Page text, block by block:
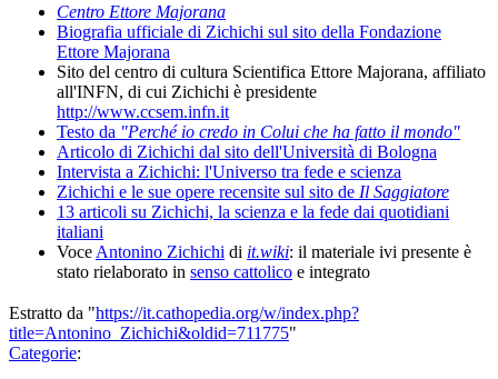
Centro Ettore Majorana
Biografia ufficiale di Zichichi sul sito della Fondazione
Ettore Majorana
Sito del centro di cultura Scientifica Ettore Majorana, affiliato
all'INFN, di cui Zichichi è presidente
http://www.ccsem.infn.it
Testo da "Perché io credo in Colui che ha fatto il mondo"
Articolo di Zichichi dal sito dell'Università di Bologna
Intervista a Zichichi: l'Universo tra fede e scienza
Zichichi e le sue opere recensite sul sito de Il Saggiatore
13 articoli su Zichichi, la scienza e la fede dai quotidiani
italiani
Voce Antonino Zichichi di it.wiki: il materiale ivi presente è
stato rielaborato in senso cattolico e integrato
Estratto da "https://it.cathopedia.org/w/index.php?
title=Antonino_Zichichi&oldid=711775"
Categorie: